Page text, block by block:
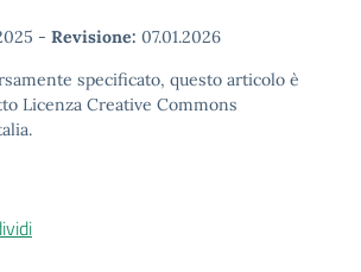
- Revisione: 07.01.2026
specificato, questo articolo è
Licenza Creative Commons